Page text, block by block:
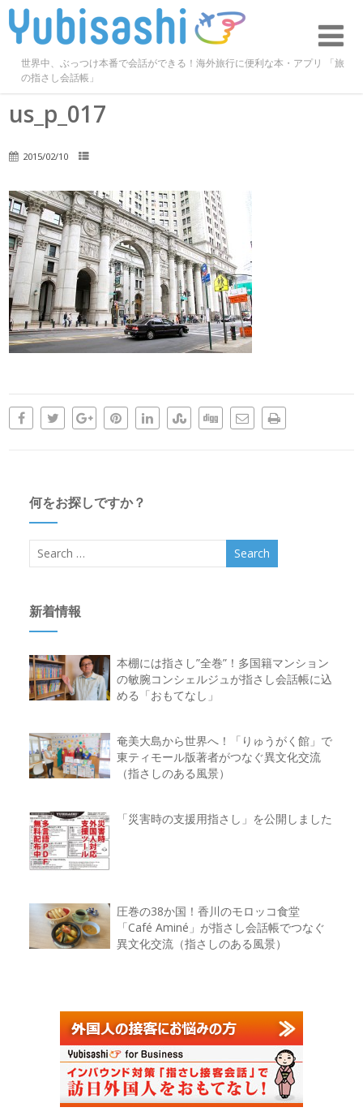
世界中、ぶっつけ本番で会話ができる！海外旅行に便利な本・アプリ 「旅
の指さし会話帳」
us_p_017
2015/02/10
何をお探しですか？
新着情報
本棚には指さし”全巻”！多国籍マンション
の敏腕コンシェルジュが指さし会話帳に込
める「おもてなし」
奄美大島から世界へ！「りゅうがく館」で
東ティモール版著者がつなぐ異文化交流
（指さしのある風景）
「災害時の支援用指さし」を公開しました
圧巻の38か国！香川のモロッコ食堂
「Café Aminé」が指さし会話帳でつなぐ
異文化交流（指さしのある風景）